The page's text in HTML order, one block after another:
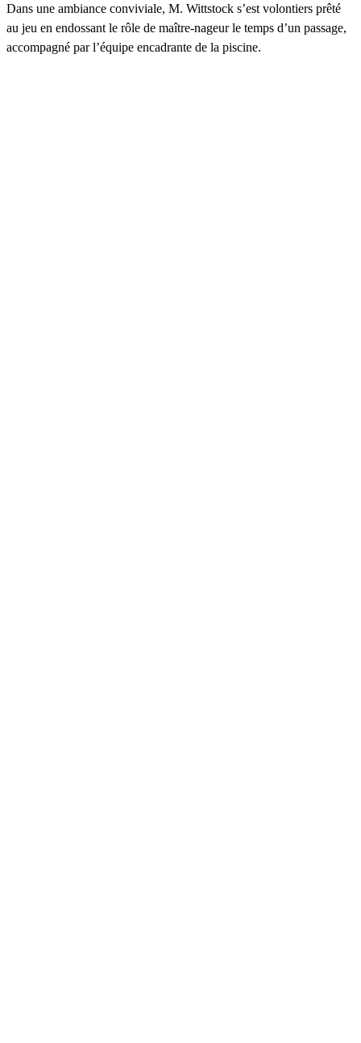
Dans une ambiance conviviale, M. Wittstock s’est volontiers prêté
au jeu en endossant le rôle de maître-nageur le temps d’un passage,
accompagné par l’équipe encadrante de la piscine.